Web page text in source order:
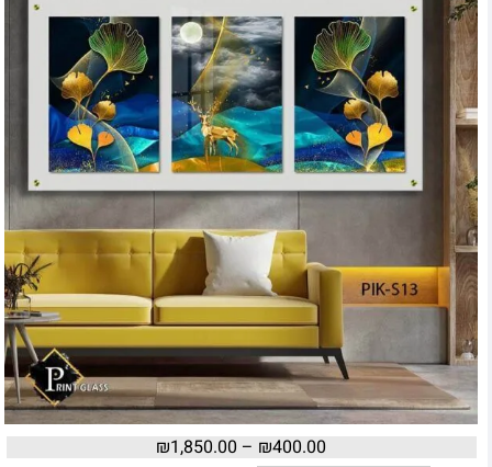
₪400.00
–
₪1,850.00